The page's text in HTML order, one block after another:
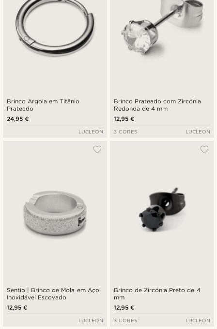
Brinco Argola em Titânio
Prateado
24,95 €
LUCLEON
Brinco Prateado com Zircónia
Redonda de 4 mm
12,95 €
3 CORES LUCLEON
Sentio | Brinco de Mola em Aço
Inoxidável Escovado
12,95 €
LUCLEON
Brinco de Zircónia Preto de 4
mm
12,95 €
3 CORES LUCLEON